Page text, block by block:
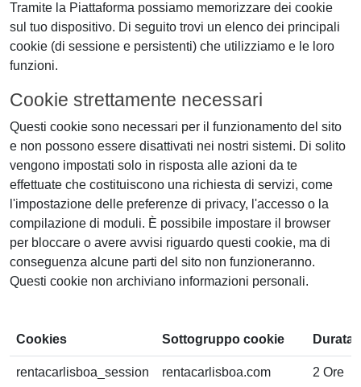
Tramite la Piattaforma possiamo memorizzare dei cookie
sul tuo dispositivo. Di seguito trovi un elenco dei principali
cookie (di sessione e persistenti) che utilizziamo e le loro
funzioni.
Cookie strettamente necessari
Questi cookie sono necessari per il funzionamento del sito
e non possono essere disattivati nei nostri sistemi. Di solito
vengono impostati solo in risposta alle azioni da te
effettuate che costituiscono una richiesta di servizi, come
l'impostazione delle preferenze di privacy, l'accesso o la
compilazione di moduli. È possibile impostare il browser
per bloccare o avere avvisi riguardo questi cookie, ma di
conseguenza alcune parti del sito non funzioneranno.
Questi cookie non archiviano informazioni personali.
Cookies Sottogruppo cookie Durata
rentacarlisboa_session rentacarlisboa.com 2 Ore